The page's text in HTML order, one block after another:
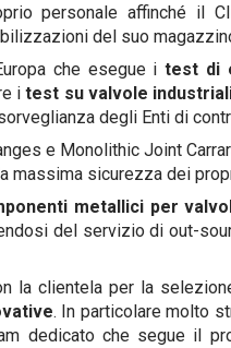
personale affinché il
del suo
che esegue itest di
itest su valvole
degli Enti di
e Monolithic Joint
massima sicurezza dei
metallici per
del servizio di out-
la clientela per la
. In particolare molto
dedicato che segue il